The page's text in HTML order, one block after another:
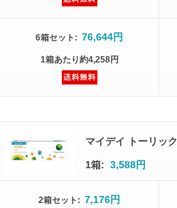
6箱セット : 76,644円
1箱あたり約4,258円
マイデイ トーリック
1箱: 3,588円
2箱セット : 7,176円